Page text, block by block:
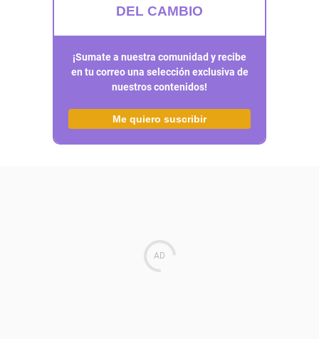
DEL CAMBIO
¡Sumate a nuestra comunidad y recibe
en tu correo una selección exclusiva de
nuestros contenidos!
Me quiero suscribir